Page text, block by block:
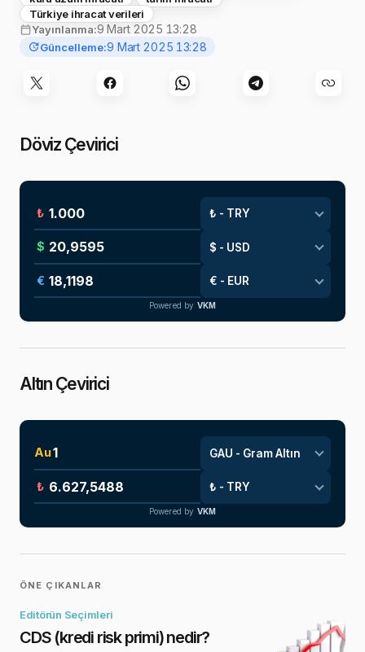
Türkiye ihracat verileri
Yayınlanma:9 Mart 2025 13:28
Güncelleme:9 Mart 2025 13:28
Döviz Çevirici
₺
$
€
Powered by VKM
Altın Çevirici
Au
₺
Powered by VKM
ÖNE ÇIKANLAR
Editörün Seçimleri
CDS (kredi risk primi) nedir?